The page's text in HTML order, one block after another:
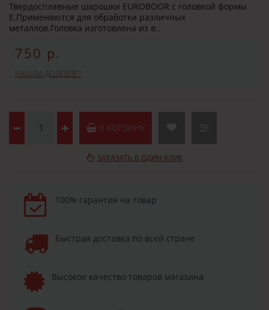
Твердосплавные шарошки EUROBOOR с головкой формы
E.Применяются для обработки различных
металлов.Головка изготовлена из в..
750 р.
НАШЛИ ДЕШЕВЛЕ?
В КОРЗИНУ
ЗАКАЗАТЬ В ОДИН КЛИК
100% гарантия на товар
Быстрая доставка по всей стране
Высокое качество товаров магазина